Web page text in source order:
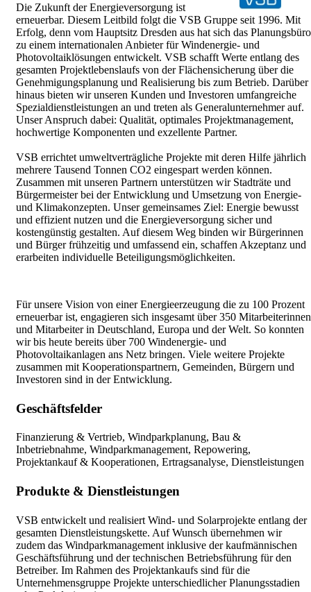
Die Zukunft der Energieversorgung ist
erneuerbar. Diesem Leitbild folgt die VSB Gruppe seit 1996. Mit
Erfolg, denn vom Hauptsitz Dresden aus hat sich das Planungsbüro
zu einem internationalen Anbieter für Windenergie- und
Photovoltaiklösungen entwickelt. VSB schafft Werte entlang des
gesamten Projektlebenslaufs von der Flächensicherung über die
Genehmigungsplanung und Realisierung bis zum Betrieb. Darüber
hinaus bieten wir unseren Kunden und Investoren umfangreiche
Spezialdienstleistungen an und treten als Generalunternehmer auf.
Unser Anspruch dabei: Qualität, optimales Projektmanagement,
hochwertige Komponenten und exzellente Partner.
VSB errichtet umweltverträgliche Projekte mit deren Hilfe jährlich
mehrere Tausend Tonnen CO2 eingespart werden können.
Zusammen mit unseren Partnern unterstützen wir Stadträte und
Bürgermeister bei der Entwicklung und Umsetzung von Energie-
und Klimakonzepten. Unser gemeinsames Ziel: Energie bewusst
und effizient nutzen und die Energieversorgung sicher und
kostengünstig gestalten. Auf diesem Weg binden wir Bürgerinnen
und Bürger frühzeitig und umfassend ein, schaffen Akzeptanz und
erarbeiten individuelle Beteiligungsmöglichkeiten.
Für unsere Vision von einer Energieerzeugung die zu 100 Prozent
erneuerbar ist, engagieren sich insgesamt über 350 Mitarbeiterinnen
und Mitarbeiter in Deutschland, Europa und der Welt. So konnten
wir bis heute bereits über 700 Windenergie- und
Photovoltaikanlagen ans Netz bringen. Viele weitere Projekte
zusammen mit Kooperationspartnern, Gemeinden, Bürgern und
Investoren sind in der Entwicklung.
Geschäftsfelder
Finanzierung & Vertrieb, Windparkplanung, Bau &
Inbetriebnahme, Windparkmanagement, Repowering,
Projektankauf & Kooperationen, Ertragsanalyse, Dienstleistungen
Produkte & Dienstleistungen
VSB entwickelt und realisiert Wind- und Solarprojekte entlang der
gesamten Dienstleistungskette. Auf Wunsch übernehmen wir
zudem das Windparkmanagement inklusive der kaufmännischen
Geschäftsführung und der technischen Betriebsführung für den
Betreiber. Im Rahmen des Projektankaufs sind für die
Unternehmensgruppe Projekte unterschiedlicher Planungsstadien